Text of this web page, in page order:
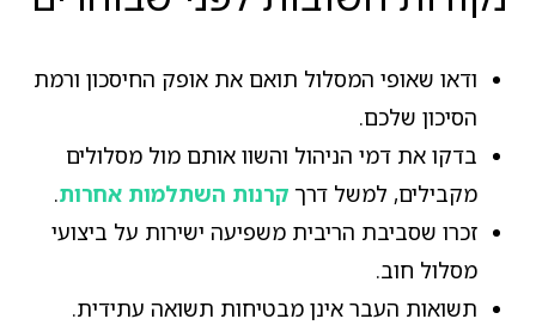
ודאו שאופי המסלול תואם את אופק החיסכון ורמת
הסיכון שלכם.
בדקו את דמי הניהול והשוו אותם מול מסלולים
מקבילים, למשל דרך קרנות השתלמות אחרות.
זכרו שסביבת הריבית משפיעה ישירות על ביצועי
מסלול חוב.
תשואות העבר אינן מבטיחות תשואה עתידית.